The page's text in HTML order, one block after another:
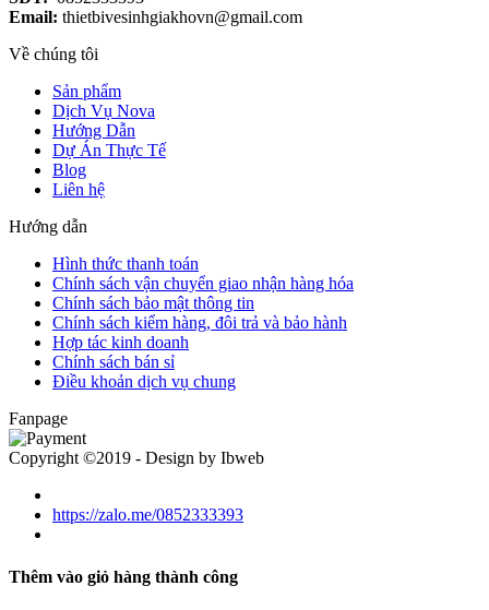
Email: thietbivesinhgiakhovn@gmail.com
Về chúng tôi
Sản phẩm
Dịch Vụ Nova
Hướng Dẫn
Dự Án Thực Tế
Blog
Liên hệ
Hướng dẫn
Hình thức thanh toán
Chính sách vận chuyển giao nhận hàng hóa
Chính sách bảo mật thông tin
Chính sách kiểm hàng, đôi trả và bảo hành
Hợp tác kinh doanh
Chính sách bán sỉ
Điều khoản dịch vụ chung
Fanpage
Copyright ©2019 - Design by Ibweb
https://zalo.me/0852333393
Thêm vào giỏ hàng thành công